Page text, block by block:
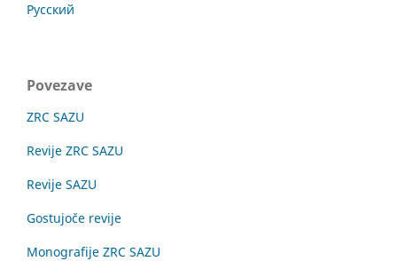
Русский
Povezave
ZRC SAZU
Revije ZRC SAZU
Revije SAZU
Gostujoče revije
Monografije ZRC SAZU